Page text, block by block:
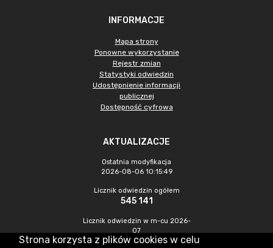
INFORMACJE
Mapa strony
Ponowne wykorzystanie
Rejestr zmian
Statystyki odwiedzin
Udostępnienie informacji
publicznej
Dostępność cyfrowa
AKTUALIZACJE
Ostatnia modyfikacja
2026-08-06 10:15:49
Licznik odwiedzin ogółem
545 141
Licznik odwiedzin w m-cu 2026-
07
1 157
Strona korzysta z plików cookies w celu